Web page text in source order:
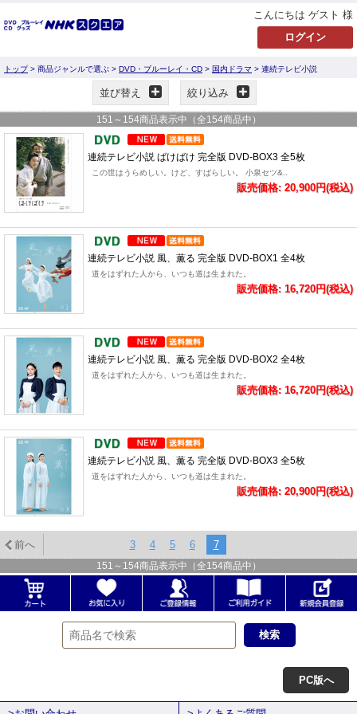
こんにちは ゲスト 様
トップ> 商品ジャンルで選ぶ > DVD・ブルーレイ・CD > 国内ドラマ > 連続テレビ小説
並び替え 絞り込み
151 ～ 154商品表示中（全154商品中）
連続テレビ小説 ばけばけ 完全版 DVD-BOX3 全5枚
この世はうらめしい。けど、すばらしい。 小泉セツ&..
販売価格: 20,900円(税込)
連続テレビ小説 風、薫る 完全版 DVD-BOX1 全4枚
道をはずれた人から、いつも道は生まれた。
販売価格: 16,720円(税込)
連続テレビ小説 風、薫る 完全版 DVD-BOX2 全4枚
道をはずれた人から、いつも道は生まれた。
販売価格: 16,720円(税込)
連続テレビ小説 風、薫る 完全版 DVD-BOX3 全5枚
道をはずれた人から、いつも道は生まれた。
販売価格: 20,900円(税込)
前へ 3 4 5 6 7
151 ～ 154商品表示中（全154商品中）
PC版へ